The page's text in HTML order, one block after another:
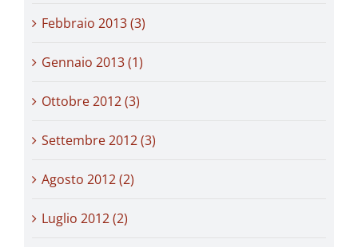
Febbraio 2013 (3)
Gennaio 2013 (1)
Ottobre 2012 (3)
Settembre 2012 (3)
Agosto 2012 (2)
Luglio 2012 (2)